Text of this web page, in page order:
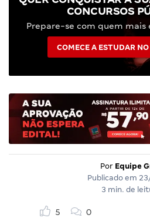
CONCURSOS
Prepare-se com quem mais
COMECE A ESTUDAR
Por Equipe
Publicado em
3 min. de
5 0